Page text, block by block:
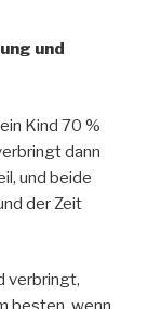
und
Kind 70 %
dann
und beide
der Zeit
verbringt,